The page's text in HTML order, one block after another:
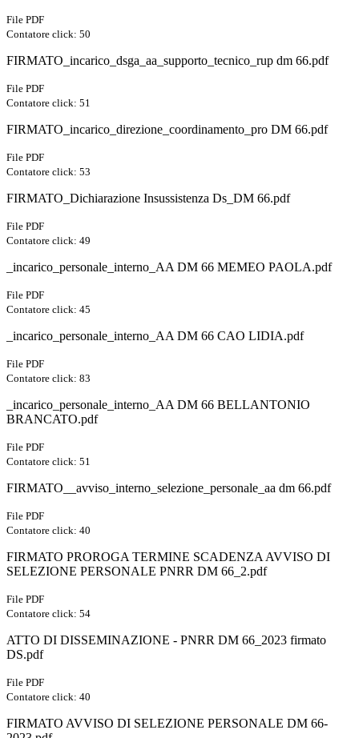
File PDF
Contatore click: 50
FIRMATO_incarico_dsga_aa_supporto_tecnico_rup dm 66.pdf
File PDF
Contatore click: 51
FIRMATO_incarico_direzione_coordinamento_pro DM 66.pdf
File PDF
Contatore click: 53
FIRMATO_Dichiarazione Insussistenza Ds_DM 66.pdf
File PDF
Contatore click: 49
_incarico_personale_interno_AA DM 66 MEMEO PAOLA.pdf
File PDF
Contatore click: 45
_incarico_personale_interno_AA DM 66 CAO LIDIA.pdf
File PDF
Contatore click: 83
_incarico_personale_interno_AA DM 66 BELLANTONIO
BRANCATO.pdf
File PDF
Contatore click: 51
FIRMATO__avviso_interno_selezione_personale_aa dm 66.pdf
File PDF
Contatore click: 40
FIRMATO PROROGA TERMINE SCADENZA AVVISO DI
SELEZIONE PERSONALE PNRR DM 66_2.pdf
File PDF
Contatore click: 54
ATTO DI DISSEMINAZIONE - PNRR DM 66_2023 firmato
DS.pdf
File PDF
Contatore click: 40
FIRMATO AVVISO DI SELEZIONE PERSONALE DM 66-